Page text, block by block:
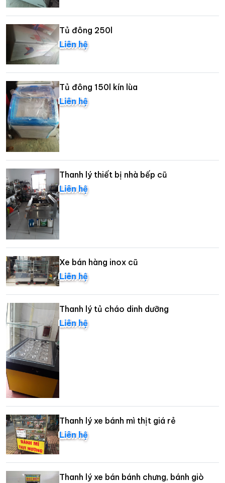
Tủ đông 250l
Liên hệ
Tủ đông 150l kín lùa
Liên hệ
Thanh lý thiết bị nhà bếp cũ
Liên hệ
Xe bán hàng inox cũ
Liên hệ
Thanh lý tủ cháo dinh dưỡng
Liên hệ
Thanh lý xe bánh mì thịt giá rẻ
Liên hệ
Thanh lý xe bán bánh chưng, bánh giò